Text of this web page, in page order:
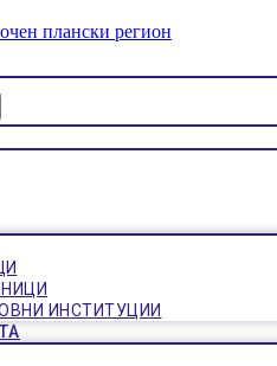
ИНСТИТУЦИИ